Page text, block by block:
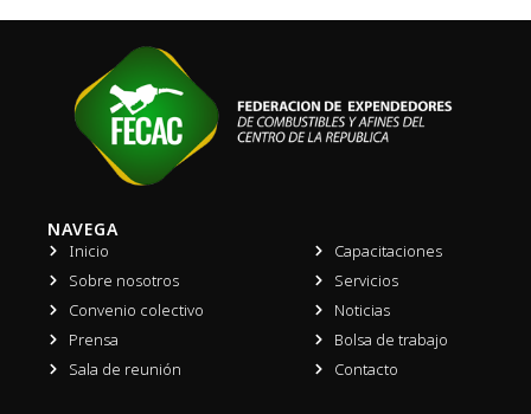
NAVEGA
Inicio
Sobre nosotros
Convenio colectivo
Prensa
Sala de reunión
Capacitaciones
Servicios
Noticias
Bolsa de trabajo
Contacto